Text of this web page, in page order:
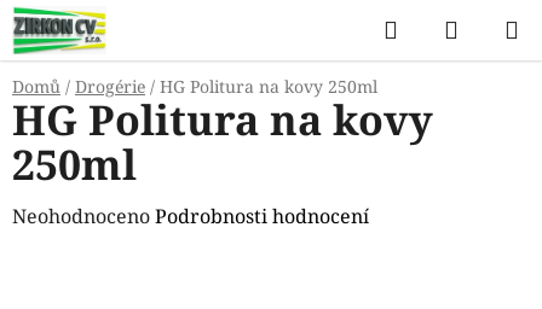
Přejít
na
obsah
Hledat
KOŠÍK
Domů / Drogérie / HG Politura na kovy 250ml
HG Politura na kovy
250ml
Průměrné
NeohodnocenoPodrobnosti hodnocení